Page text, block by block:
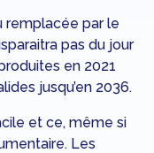
remplacée par le
pas du jour
en 2021
jusqu’en 2036.
et ce, même si
Les